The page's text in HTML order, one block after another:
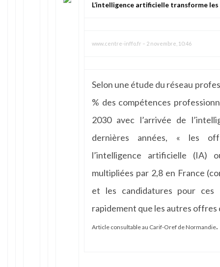
L’intelligence artificielle transforme
www.centre-inffo.fr – 2 novembre, 10:46
Selon une étude du réseau
% des compétences
2030 avec l’arrivée de
dernières années, « les
l’intelligence artificielle (IA)
multipliées par 2,8 en France
et les candidatures pour
rapidement que les autres offres
Article consultable au Carif-Oref de Normandie.